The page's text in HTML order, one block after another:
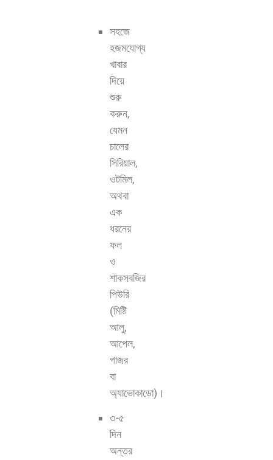
সহজে
হজমযোগ্য
খাবার
দিয়ে
শুরু
করুন,
যেমন
চালের
সিরিয়াল,
ওটমিল,
অথবা
এক
ধরনের
ফল
ও
শাকসবজির
পিউরি
(মিষ্টি
আলু,
আপেল,
গাজর
বা
অ্যাভোকাডো)।
৩-৫
দিন
অন্তর